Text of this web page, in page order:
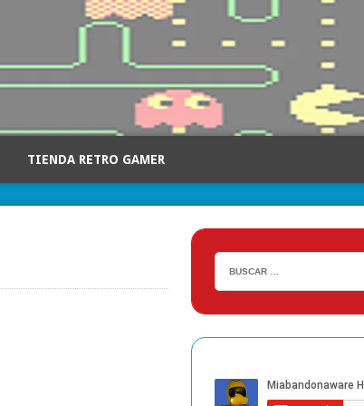
TIENDA RETRO GAMER